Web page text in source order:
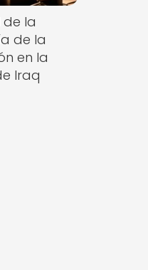
de la
de la
en la
Iraq